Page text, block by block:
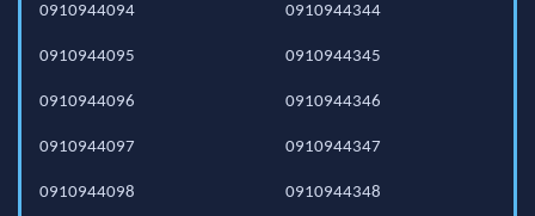
0910944094
0910944095
0910944096
0910944097
0910944098
0910944344
0910944345
0910944346
0910944347
0910944348